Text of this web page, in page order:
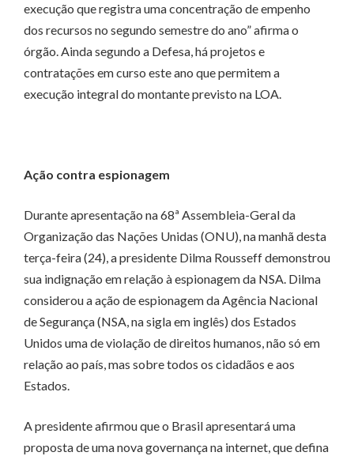
execução que registra uma concentração de empenho
dos recursos no segundo semestre do ano” afirma o
órgão. Ainda segundo a Defesa, há projetos e
contratações em curso este ano que permitem a
execução integral do montante previsto na LOA.
Ação contra espionagem
Durante apresentação na 68ª Assembleia-Geral da
Organização das Nações Unidas (ONU), na manhã desta
terça-feira (24), a presidente Dilma Rousseff demonstrou
sua indignação em relação à espionagem da NSA. Dilma
considerou a ação de espionagem da Agência Nacional
de Segurança (NSA, na sigla em inglês) dos Estados
Unidos uma de violação de direitos humanos, não só em
relação ao país, mas sobre todos os cidadãos e aos
Estados.
A presidente afirmou que o Brasil apresentará uma
proposta de uma nova governança na internet, que defina